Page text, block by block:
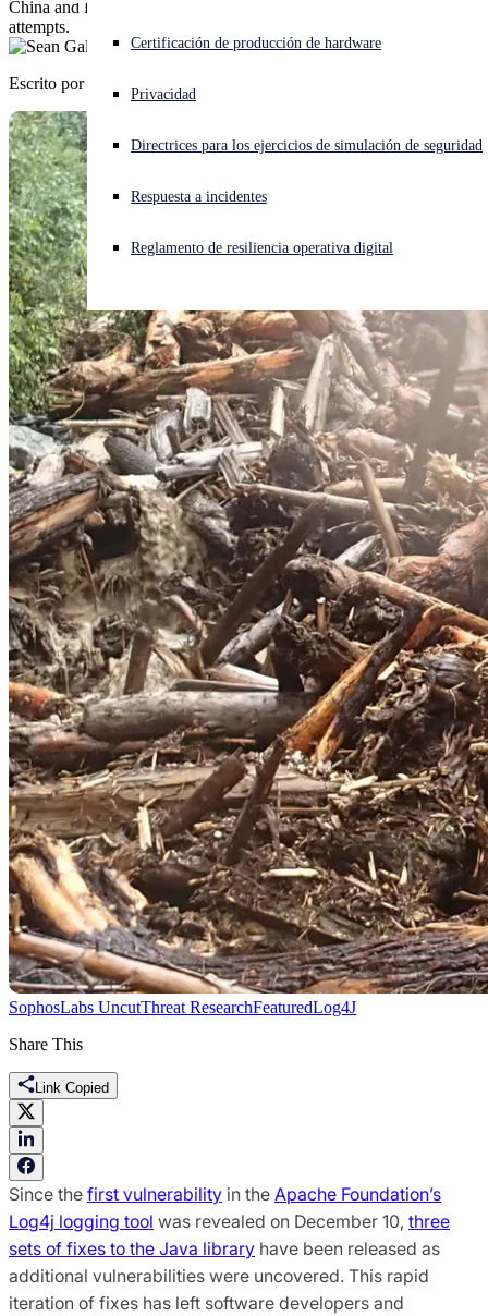
¿Está sufriendo un ciberataque? Obtenga ayuda ahora mismo
Open search
Español Open language switcher
Certificación de producción de hardware
Privacidad
Directrices para los ejercicios de simulación de seguridad
Respuesta a incidentes
Reglamento de resiliencia operativa digital
China and Russia, Kinsing miner botnet dominate sources of exploit
attempts.
Escrito por
SophosLabs UncutThreat ResearchFeaturedLog4J
Share This
Link Copied
Since the first vulnerability in the Apache Foundation’s
Log4j logging tool was revealed on December 10, three
sets of fixes to the Java library have been released as
additional vulnerabilities were uncovered. This rapid
iteration of fixes has left software developers and